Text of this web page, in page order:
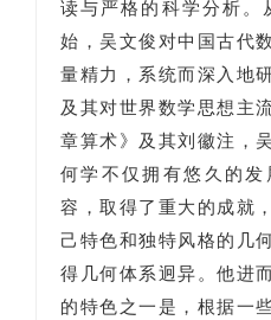
读与严格的科学分析。
始，吴文俊对中国古代
量精力，系统而深入地
及其对世界数学思想主
章算术》及其刘徽注，
何学不仅拥有悠久的发
容，取得了重大的成就
己特色和独特风格的几
得几何体系迥异。他进
的特色之一是，根据一